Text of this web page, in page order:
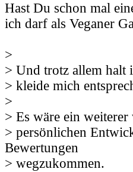
Hast Du schon mal
ich darf als Veganer
>
> Und trotz allem halt
> kleide mich
>
> Es wäre ein
> persönlichen
Bewertungen
> wegzukommen.